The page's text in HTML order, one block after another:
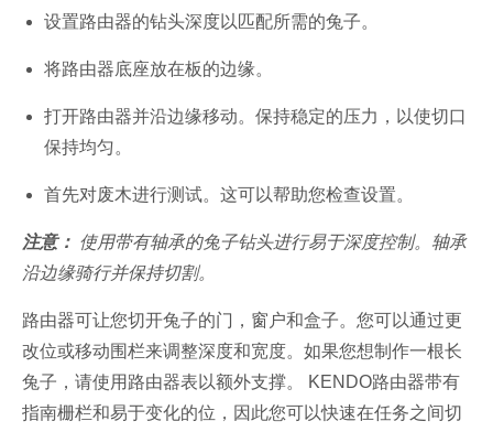
设置路由器的钻头深度以匹配所需的兔子。
将路由器底座放在板的边缘。
打开路由器并沿边缘移动。保持稳定的压力，以使切口
保持均匀。
首先对废木进行测试。这可以帮助您检查设置。
注意： 使用带有轴承的兔子钻头进行易于深度控制。轴承
沿边缘骑行并保持切割。
路由器可让您切开兔子的门，窗户和盒子。您可以通过更
改位或移动围栏来调整深度和宽度。如果您想制作一根长
兔子，请使用路由器表以额外支撑。 KENDO路由器带有
指南栅栏和易于变化的位，因此您可以快速在任务之间切